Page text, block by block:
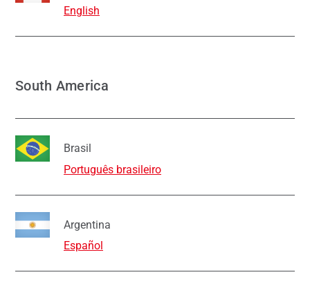
English
South America
Brasil
Português brasileiro
Argentina
Español